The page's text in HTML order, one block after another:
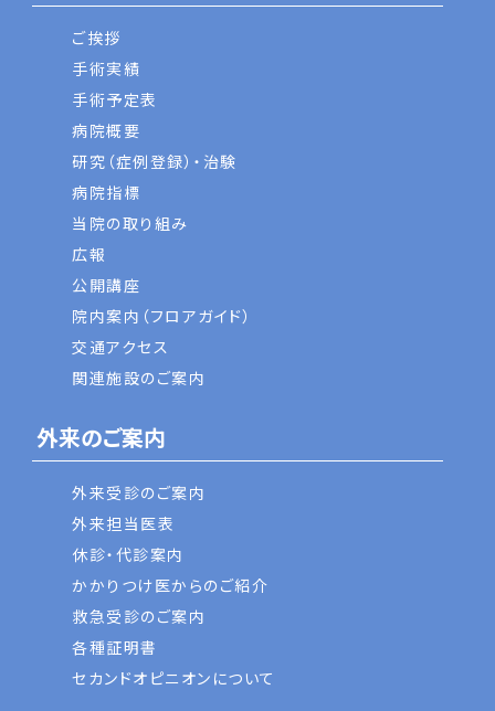
ご挨拶
手術実績
手術予定表
病院概要
研究（症例登録）・治験
病院指標
当院の取り組み
広報
公開講座
院内案内（フロアガイド）
交通アクセス
関連施設のご案内
外来のご案内
外来受診のご案内
外来担当医表
休診・代診案内
かかりつけ医からのご紹介
救急受診のご案内
各種証明書
セカンドオピニオンについて